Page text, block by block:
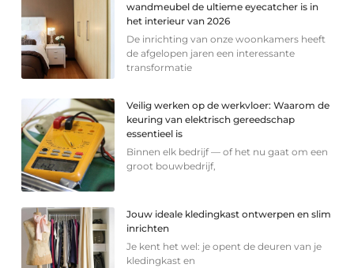
wandmeubel de ultieme eyecatcher is in
het interieur van 2026
De inrichting van onze woonkamers heeft
de afgelopen jaren een interessante
transformatie
Veilig werken op de werkvloer: Waarom de
keuring van elektrisch gereedschap
essentieel is
Binnen elk bedrijf — of het nu gaat om een
groot bouwbedrijf,
Jouw ideale kledingkast ontwerpen en slim
inrichten
Je kent het wel: je opent de deuren van je
kledingkast en